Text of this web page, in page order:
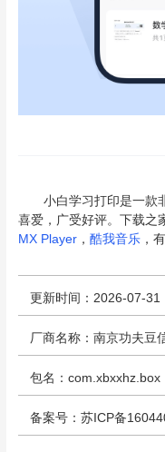
小白学习打印是一款非
喜爱，广受好评。下载之
MX Player， 酷我音乐，
更新时间：2026-07-31
厂商名称：南京功夫豆
包名：com.xbxxhz.box
备案号：苏ICP备